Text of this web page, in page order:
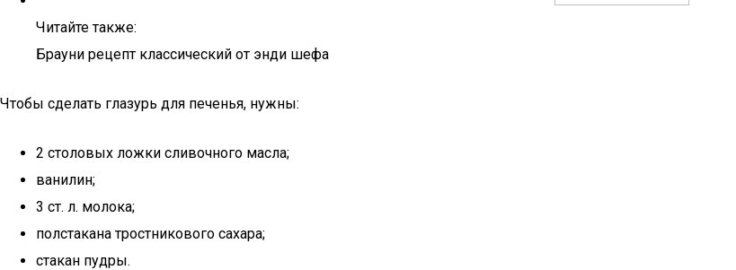
Читайте также:
Брауни рецепт классический от энди шефа
Чтобы сделать глазурь для печенья, нужны:
2 столовых ложки сливочного масла;
ванилин;
3 ст. л. молока;
полстакана тростникового сахара;
стакан пудры.